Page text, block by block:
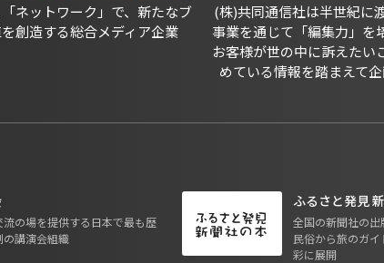
「ネットワーク」で、新たなブ
創造する総合メディア企業
(株)共同通信社は半世紀に
事業を通じて「編集力」を
お客様が世の中に訴えたい
めている情報を踏まえて企
の場を提供する日本で最も歴
の講演会組織
ふるさと発見
全国の新聞社の出
民俗から旅のガ
彩に展開